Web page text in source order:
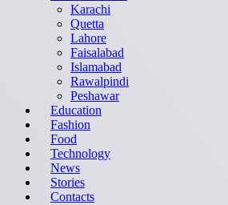
Karachi
Quetta
Lahore
Faisalabad
Islamabad
Rawalpindi
Peshawar
Education
Fashion
Food
Technology
News
Stories
Contacts